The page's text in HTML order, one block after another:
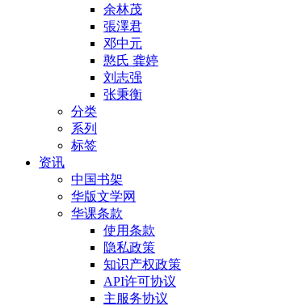
余林茂
張澤君
邓中元
憨氏 龚婷
刘志强
张秉衡
分类
系列
标签
资讯
中国书架
华版文学网
华课条款
使用条款
隐私政策
知识产权政策
API许可协议
主服务协议